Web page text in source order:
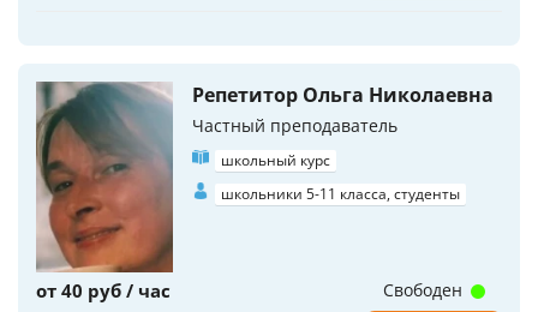
Репетитор Ольга Николаевна
Частный преподаватель
школьный курс
школьники 5-11 класса, студенты
от 40 руб / час Свободен